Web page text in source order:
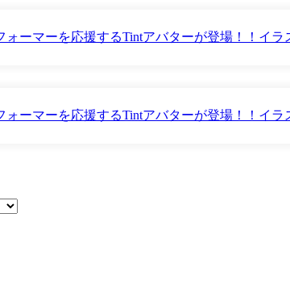
ォーマーを応援するTintアバターが登場！！イ
ォーマーを応援するTintアバターが登場！！イ